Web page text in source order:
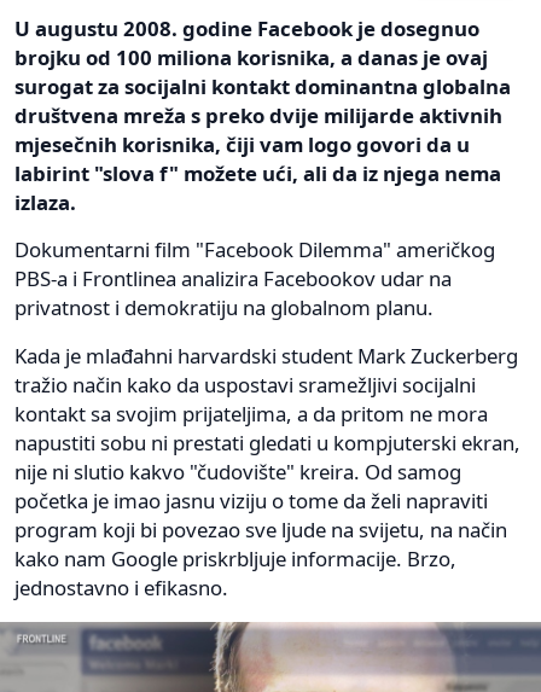
U augustu 2008. godine Facebook je dosegnuo
brojku od 100 miliona korisnika, a danas je ovaj
surogat za socijalni kontakt dominantna globalna
društvena mreža s preko dvije milijarde aktivnih
mjesečnih korisnika, čiji vam logo govori da u
labirint "slova f" možete ući, ali da iz njega nema
izlaza.
Dokumentarni film "Facebook Dilemma" američkog
PBS-a i Frontlinea analizira Facebookov udar na
privatnost i demokratiju na globalnom planu.
Kada je mlađahni harvardski student Mark Zuckerberg
tražio način kako da uspostavi sramežljivi socijalni
kontakt sa svojim prijateljima, a da pritom ne mora
napustiti sobu ni prestati gledati u kompjuterski ekran,
nije ni slutio kakvo "čudovište" kreira. Od samog
početka je imao jasnu viziju o tome da želi napraviti
program koji bi povezao sve ljude na svijetu, na način
kako nam Google priskrbljuje informacije. Brzo,
jednostavno i efikasno.